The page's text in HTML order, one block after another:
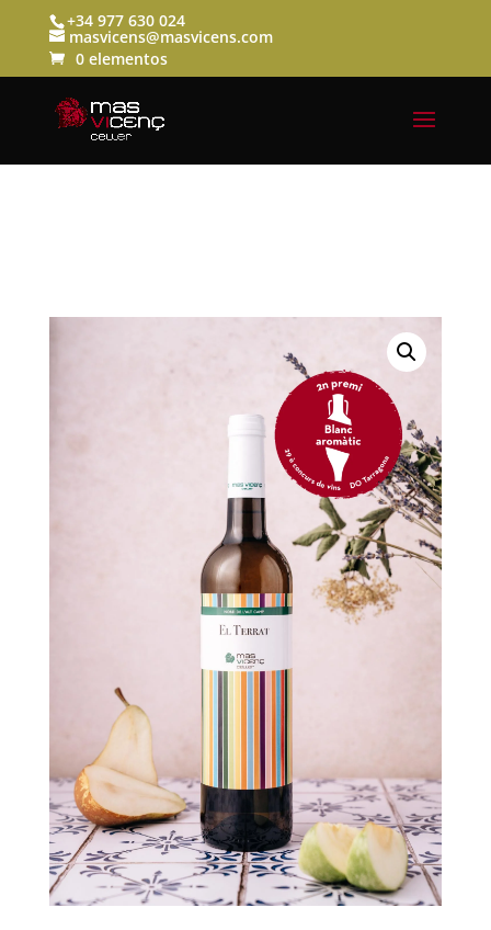
+34 977 630 024
masvicens@masvicens.com
0 elementos